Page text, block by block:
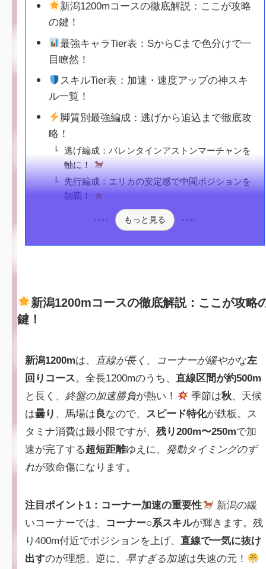
新潟1200mコースの徹底解説：ここが攻略
の鍵！
最強キャラTier表：SからCまで色分けで一
目瞭然！
スキルTier表：加速・速度アップの神スキ
ル一覧！
脚質別最強編成：逃げから追込まで徹底攻
略！
逃げ編成：バレンタインアストンマーチャンを
軸に！
先行編成：エリカの安定感で中間ポジションを
制覇！
もっと見る
新潟1200mコースの徹底解説：ここが攻略
鍵！
新潟1200mは、 直線が長く、コーナーが緩やかな左
回りコース。全長1200mのうち、直線区間が約500m
と長く、終盤の加速勝負が熱い！ 季節は秋、天候
は曇り 、馬場は 良なので、 スピード特化が鉄板。ス
タミナ消費は最小限ですが、残り200m〜250mで加
速が完了する超短距離ゆえに、 発動タイミングのず
れが致命傷になります。
注目ポイント1：コーナー加速の重要性
新潟の緩
いコーナーでは、 コーナー○系スキルが輝きます。残
り400m付近でポジションを上げ、直線で一気に抜け
出すのが理想。逆に、 早すぎる加速は失速の元！